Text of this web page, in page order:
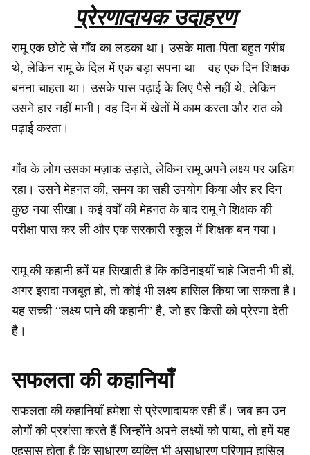
प्रेरणादायक उदाहरण
रामू एक छोटे से गाँव का लड़का था। उसके माता-पिता बहुत गरीब
थे, लेकिन रामू के दिल में एक बड़ा सपना था – वह एक दिन शिक्षक
बनना चाहता था। उसके पास पढ़ाई के लिए पैसे नहीं थे, लेकिन
उसने हार नहीं मानी। वह दिन में खेतों में काम करता और रात को
पढ़ाई करता।
गाँव के लोग उसका मज़ाक उड़ाते, लेकिन रामू अपने लक्ष्य पर अडिग
रहा। उसने मेहनत की, समय का सही उपयोग किया और हर दिन
कुछ नया सीखा। कई वर्षों की मेहनत के बाद रामू ने शिक्षक की
परीक्षा पास कर ली और एक सरकारी स्कूल में शिक्षक बन गया।
रामू की कहानी हमें यह सिखाती है कि कठिनाइयाँ चाहे जितनी भी हों,
अगर इरादा मजबूत हो, तो कोई भी लक्ष्य हासिल किया जा सकता है।
यह सच्ची “लक्ष्य पाने की कहानी” है, जो हर किसी को प्रेरणा देती
है।
सफलता की कहानियाँ
सफलता की कहानियाँ हमेशा से प्रेरणादायक रही हैं। जब हम उन
लोगों की प्रशंसा करते हैं जिन्होंने अपने लक्ष्यों को पाया, तो हमें यह
एहसास होता है कि साधारण व्यक्ति भी असाधारण परिणाम हासिल